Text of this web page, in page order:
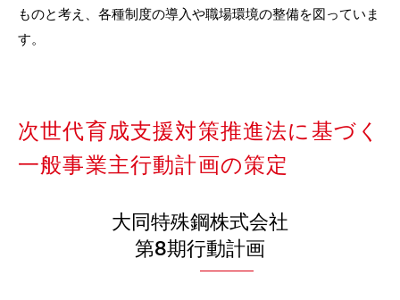
ものと考え、各種制度の導入や職場環境の整備を図っていま
す。
次世代育成支援対策推進法に基づく
一般事業主行動計画の策定
大同特殊鋼株式会社
第8期行動計画